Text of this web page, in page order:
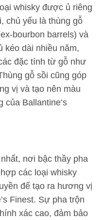
whisky được ủ riêng
chủ yếu là thùng gỗ
bourbon barrels) và
kéo dài nhiều năm,
đặc tính từ gỗ như
gỗ sồi cũng góp
vị và tạo nên màu
của Ballantine’s
nơi bậc thầy pha
các loại whisky
để tạo ra hương vị
Finest. Sự pha trộn
xác cao, đảm bảo